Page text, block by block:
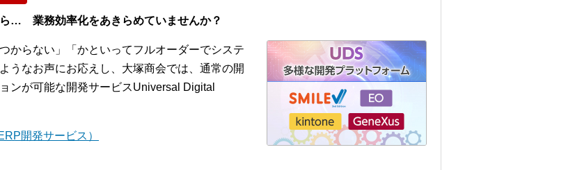
… 業務効率化をあきらめていませんか？
からない」「かといってフルオーダーでシステ
うなお声にお応えし、大塚商会では、通常の開
ンが可能な開発サービスUniversal Digital
開発サービス）